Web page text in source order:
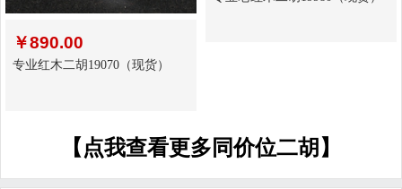
￥890.00
专业红木二胡19070（现货）
【点我查看更多同价位二胡】